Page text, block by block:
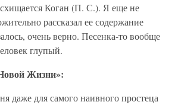
Коган (П. С.). Я еще не
рассказал ее содержание
очень верно. Песенка-то вообще
глупый.
Жизни»:
даже для самого наивного простеца